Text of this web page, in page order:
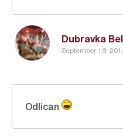
Dubravka
September 19,
Odlican